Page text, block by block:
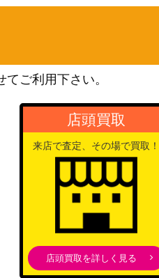
誘惑）
マスター シャイ
ズ Vol.2ズ）
35,000
千年血戦篇）
8,000
ご利用下さい。
店頭買取
来店で査定、その場で買取！
店頭買取を詳しく見る